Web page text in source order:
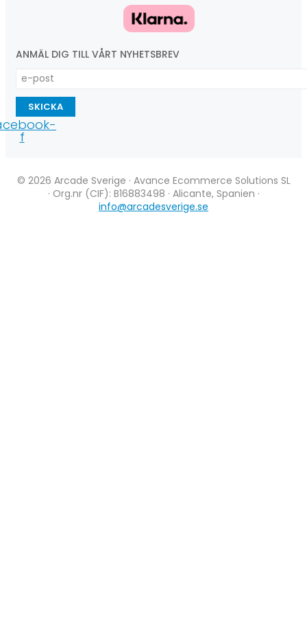
ANMÄL DIG TILL VÅRT NYHETSBREV
SKICKA
f
© 2026 Arcade Sverige · Avance Ecommerce Solutions SL
· Org.nr (CIF): B16883498 · Alicante, Spanien ·
info@arcadesverige.se